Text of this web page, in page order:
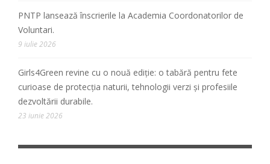
PNTP lansează înscrierile la Academia Coordonatorilor de
Voluntari.
9 iulie 2026
Girls4Green revine cu o nouă ediție: o tabără pentru fete
curioase de protecția naturii, tehnologii verzi și profesiile
dezvoltării durabile.
23 iunie 2026